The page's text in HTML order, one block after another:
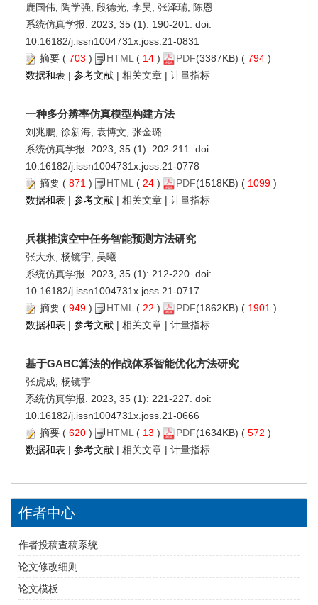
鹿国伟, 陶学强, 段德光, 李昊, 张泽瑞, 陈恩
系统仿真学报. 2023, 35 (1): 190-201. doi:
10.16182/j.issn1004731x.joss.21-0831
摘要 ( 703 ) HTML ( 14 ) PDF(3387KB) ( 794 )
数据和表 | 参考文献 | 相关文章 | 计量指标
一种多分辨率仿真模型构建方法
刘兆鹏, 徐新海, 袁博文, 张金璐
系统仿真学报. 2023, 35 (1): 202-211. doi:
10.16182/j.issn1004731x.joss.21-0778
摘要 ( 871 ) HTML ( 24 ) PDF(1518KB) ( 1099 )
数据和表 | 参考文献 | 相关文章 | 计量指标
兵棋推演空中任务智能预测方法研究
张大永, 杨镜宇, 吴曦
系统仿真学报. 2023, 35 (1): 212-220. doi:
10.16182/j.issn1004731x.joss.21-0717
摘要 ( 949 ) HTML ( 22 ) PDF(1862KB) ( 1901 )
数据和表 | 参考文献 | 相关文章 | 计量指标
基于GABC算法的作战体系智能优化方法研究
张虎成, 杨镜宇
系统仿真学报. 2023, 35 (1): 221-227. doi:
10.16182/j.issn1004731x.joss.21-0666
摘要 ( 620 ) HTML ( 13 ) PDF(1634KB) ( 572 )
数据和表 | 参考文献 | 相关文章 | 计量指标
作者中心
作者投稿查稿系统
论文修改细则
论文模板